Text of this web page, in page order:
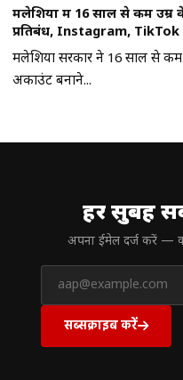
मलेशिया में 16 साल से कम उम्र
प्रतिबंध, Instagram,
मलेशिया सरकार ने 16 साल से कम
अकाउंट बनाने...
हर सुबह
अपना ईमेल दर्ज करें —
सब्सक्राइब करें